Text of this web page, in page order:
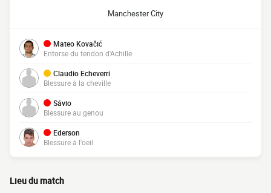
Manchester City
Mateo Kovačić
Entorse du tendon d'Achille
Claudio Echeverri
Blessure à la cheville
Sávio
Blessure au genou
Ederson
Blessure à l'oeil
Lieu du match